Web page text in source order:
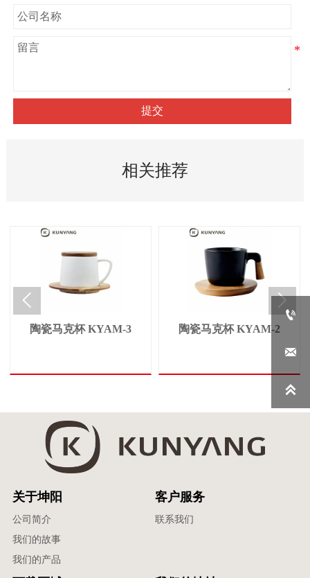
提交
相关推荐
陶瓷马克杯 KYAM-3 陶瓷马克杯 KYAM-2
 
关于坤阳
公司简介
我们的故事
我们的产品
客户服务
联系我们


